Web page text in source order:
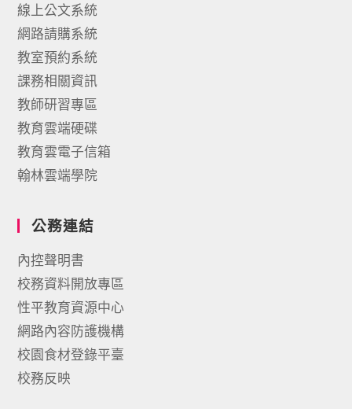
線上公文系統
網路請購系統
教室預約系統
課務相關資訊
教師研習專區
教育雲端硬碟
教育雲電子信箱
翰林雲端學院
公務連結
內控聲明書
校務資料開放專區
性平教育資源中心
網路內容防護機構
校園食材登錄平臺
校務反映